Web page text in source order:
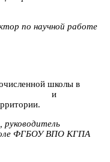
по научной работе
школы в
и
ФГБОУ ВПО КГПА